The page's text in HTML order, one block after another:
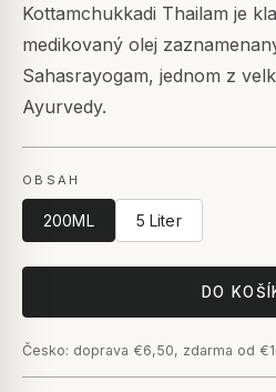
Kottamchukkadi Thailam je
medikovaný olej
Sahasrayogam, jednom z
Ayurvedy.
OBSAH
200ML 5 Liter
DO
Česko: doprava €6,50, zdarma od